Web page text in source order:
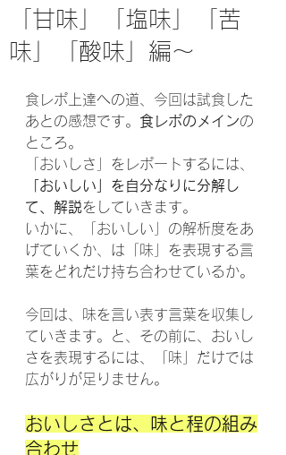
「甘味」「塩味」「苦
味」「酸味」編～
食レポ上達への道、今回は試食した
あとの感想です。 食レポのメインの
ところ。
「おいしさ」をレポートするには、
「おいしい」を自分なりに分解し
て、解説をしていきます。
いかに、「おいしい」の解析度をあ
げていくか、は「味」を表現する言
葉をどれだけ持ち合わせているか。
今回は、味を言い表す言葉を収集し
ていきます。と、その前に、おいし
さを表現するには、「味」だけでは
広がりが足りません。
おいしさとは、味と程の組み
合わせ